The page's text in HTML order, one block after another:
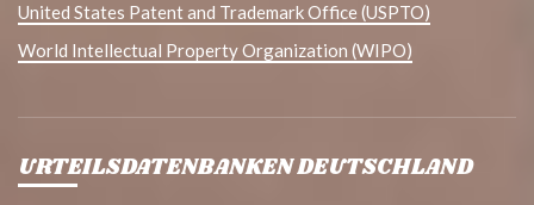
United States Patent and Trademark Office (USPTO)
World Intellectual Property Organization (WIPO)
URTEILSDATENBANKEN DEUTSCHLAND